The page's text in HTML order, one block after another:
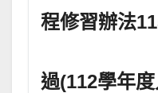
程修習辦法
過(112學年